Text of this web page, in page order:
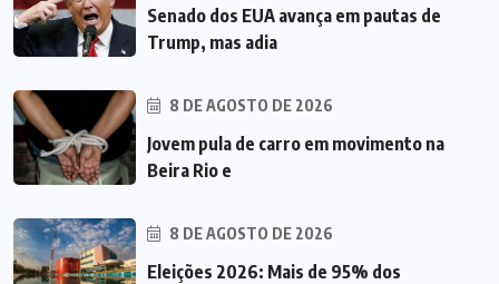
Senado dos EUA avança em pautas de
Trump, mas adia
8 DE AGOSTO DE 2026
Jovem pula de carro em movimento na
Beira Rio e
8 DE AGOSTO DE 2026
Eleições 2026: Mais de 95% dos